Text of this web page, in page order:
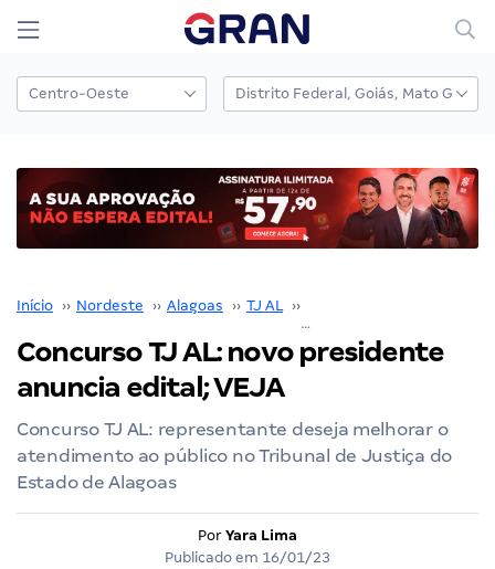
Início ›› Nordeste ›› Alagoas ›› TJ AL ››
Concurso TJ AL: novo presidente
anuncia edital; VEJA
Concurso TJ AL: representante deseja melhorar o
atendimento ao público no Tribunal de Justiça do
Estado de Alagoas
Por Yara Lima
Publicado em 16/01/23